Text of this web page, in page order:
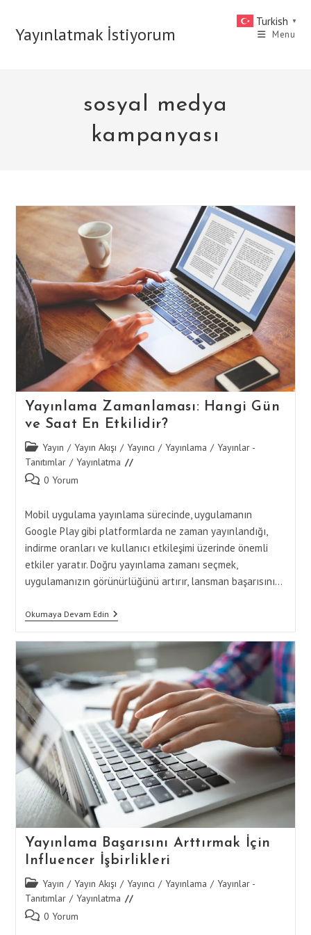
contentYayınlatmak İstiyorum Menu
sosyal medya
kampanyası
Yayınlama Zamanlaması: Hangi Gün
ve Saat En Etkilidir?
Post
category:
Yayın / Yayın Akışı / Yayıncı / Yayınlama / Yayınlar -
Tanıtımlar / Yayınlatma
Post 0 Yorum
Mobil uygulama yayınlama sürecinde, uygulamanın
Google Play gibi platformlarda ne zaman yayınlandığı,
indirme oranları ve kullanıcı etkileşimi üzerinde önemli
etkiler yaratır. Doğru yayınlama zamanı seçmek,
uygulamanızın görünürlüğünü artırır, lansman başarısını…
Okumaya Devam EdinYayınlama
Gün
Saat
En
Etkilidir?
Yayınlama Başarısını Arttırmak İçin
Influencer İşbirlikleri
Post
category:
Yayın / Yayın Akışı / Yayıncı / Yayınlama / Yayınlar -
Tanıtımlar / Yayınlatma
Post 0 Yorum
Turkish ▼